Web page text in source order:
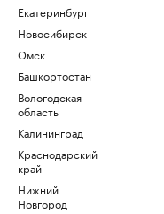
Екатеринбург
Новосибирск
Омск
Башкортостан
Вологодская
область
Калининград
Краснодарский
край
Нижний
Новгород